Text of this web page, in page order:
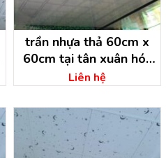
trần nhựa thả 60cm x
60cm tại tân xuân hóc
môn – hồ chí minh
Liên hệ